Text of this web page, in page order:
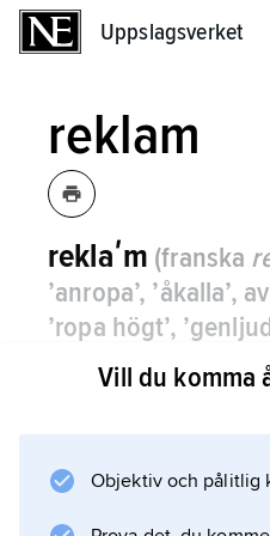
Uppslagsverket
reklam
reklaʹm (franska
’anropa’, ’åkalla’,
’ropa högt’,
de
använder i sin
tjänst.
Via betalt utrymme i
Vill du komma
Objektiv och pålitlig